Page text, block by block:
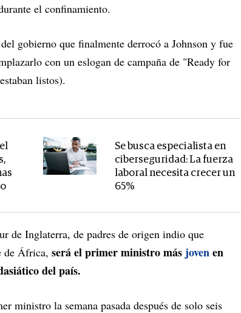
el confinamiento.
gobierno que finalmente derrocó a Johnson y fue
con un eslogan de campaña de "Ready for
listos).
Se busca especialista en
ciberseguridad: La fuerza
laboral necesita crecer un
65%
de Inglaterra, de padres de origen indio que
de África, será el primer ministro más jovenen
del país.
ministro la semana pasada después de solo seis